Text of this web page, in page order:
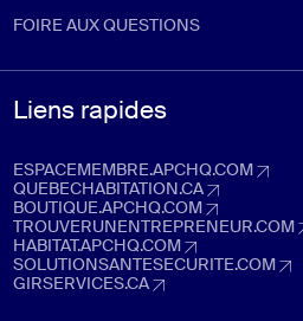
FOIRE AUX QUESTIONS
Liens rapides
ESPACEMEMBRE.APCHQ.COM
espacemembre.apchq.com (Ouvre
QUEBECHABITATION.CA
quebechabitation.ca (Ouvre dans un
BOUTIQUE.APCHQ.COM
boutique.apchq.com (Ouvre dans un
TROUVERUNENTREPRENEUR.COM
trouverunentrepreneur.com (Ouvre
HABITAT.APCHQ.COM
habitat.apchq.com (Ouvre dans un
SOLUTIONSANTESECURITE.COM
solutionsantesecurite.com (Ouvre
GIRSERVICES.CA